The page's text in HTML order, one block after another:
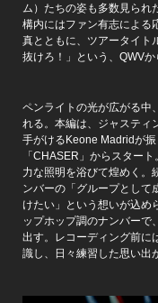
ム）たちの姿も多数見られ
構内にはファン有志による
真とともに、ツアータイト
抜けろ！」という、QWV
ペンライトの光が広がる中
れる。本編は、ジャスティ
手がけるKeone Madridが
「CHASER」からスター
力な照明を浴びて煌めく。
ンバーの「グループとして
けたい」という想いが込め
ップホップ調のナンバーで
出す。レコーディング前に
識し、日々練習した思い出